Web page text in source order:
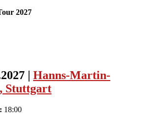
2027
| Hanns-Martin-
Stuttgart
18:00